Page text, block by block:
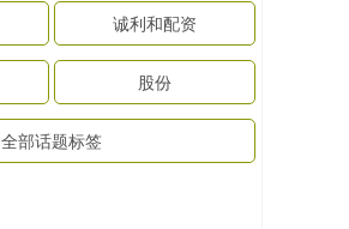
诚利和配资
股份
全部话题标签